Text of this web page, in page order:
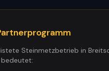
Steinmetzbetrieb in
bedeutet: